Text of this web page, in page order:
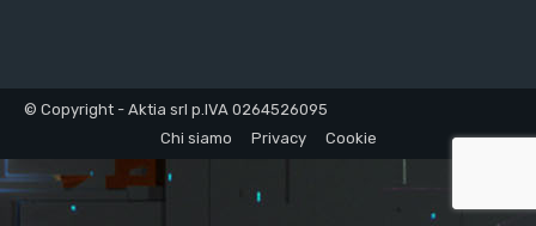
© Copyright - Aktia srl p.IVA 0264526095
Chi siamo
Privacy Cookie